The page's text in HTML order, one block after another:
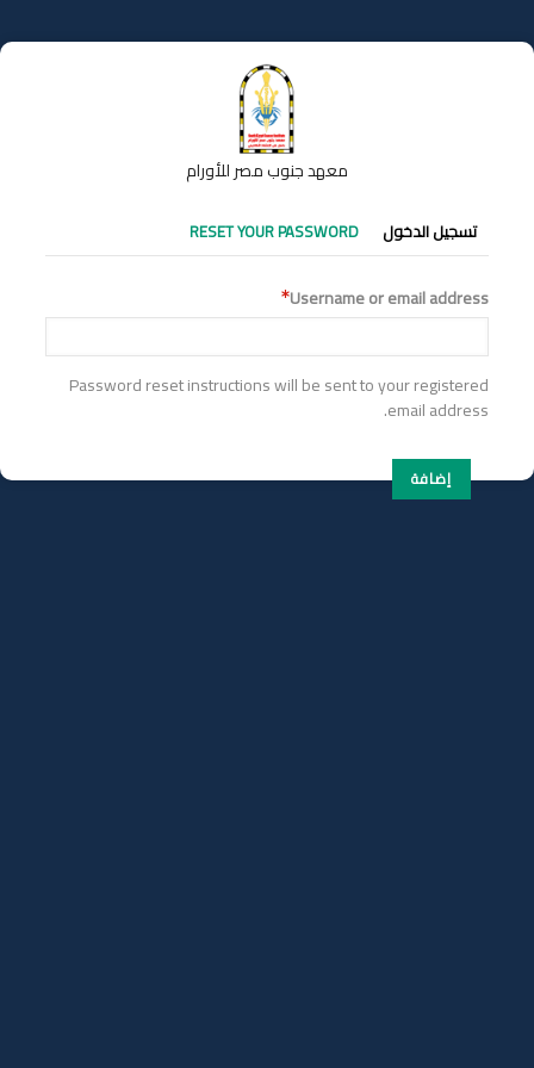
إلى
المحتوى
معهد جنوب مصر للأورام
التبويبات
الأساسية
تسجيل الدخول RESET YOUR PASSWORD
Username or email address
Password reset instructions will be sent to your registered
email address.